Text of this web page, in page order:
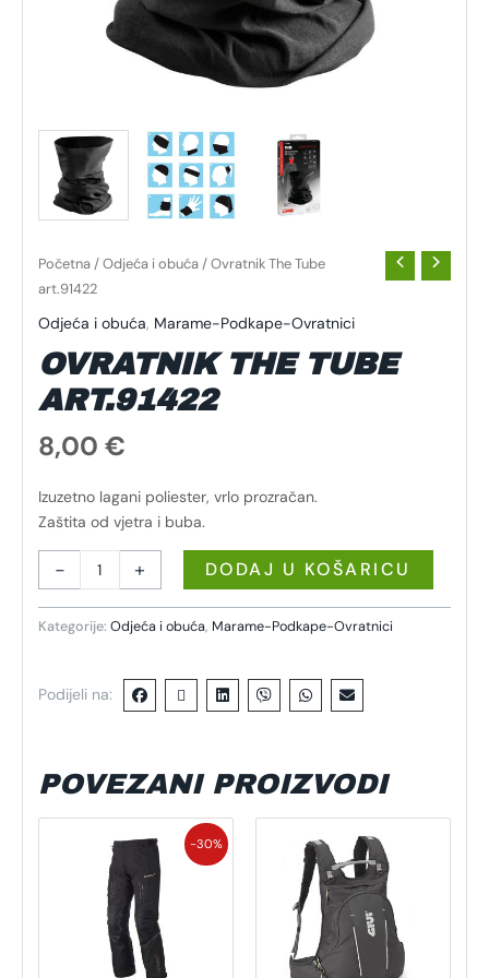
Početna /Odjeća i obuća / Ovratnik The Tube
art.91422
Odjeća i obuća, Marame-Podkape-Ovratnici
OVRATNIK THE TUBE
ART.91422
8,00 €
Izuzetno lagani poliester, vrlo prozračan.
Zaštita od vjetra i buba.
- + DODAJ U KOŠARICU
Kategorije: Odjeća i obuća, Marame-Podkape-Ovratnici
Podijeli na:
POVEZANI PROIZVODI
-30%
cijena
bila
je:
159,00 €.
Trenutna
cijena
Ovaj
proizvod